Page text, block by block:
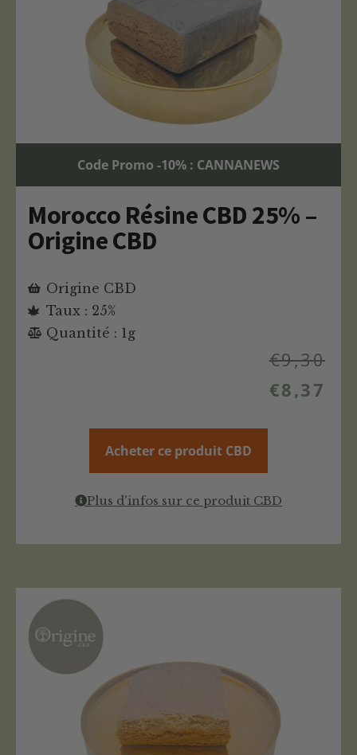
Code Promo -10% : CANNANEWS
Morocco Résine CBD 25% –
Origine CBD
Origine CBD
Taux : 25%
Quantité : 1g
€9,30
€8,37
Acheter ce produit CBD
Plus d'infos sur ce produit CBD